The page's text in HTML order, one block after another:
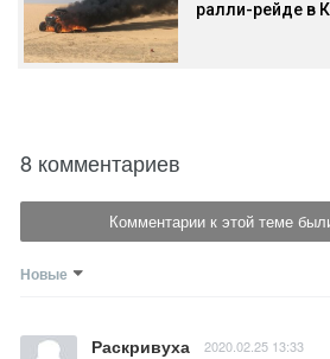
ралли-рейде в
8 комментариев
Комментарии к этой теме
Новые
Раскривуха 2020.02.25 13:33